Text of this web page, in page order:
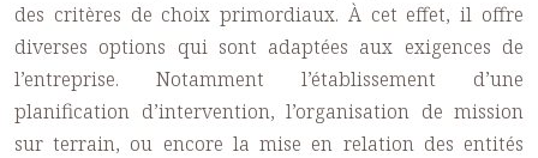
des critères de choix primordiaux. À cet effet, il offre
diverses options qui sont adaptées aux exigences de
l’entreprise. Notamment l’établissement d’une
planification d’intervention, l’organisation de mission
sur terrain, ou encore la mise en relation des entités